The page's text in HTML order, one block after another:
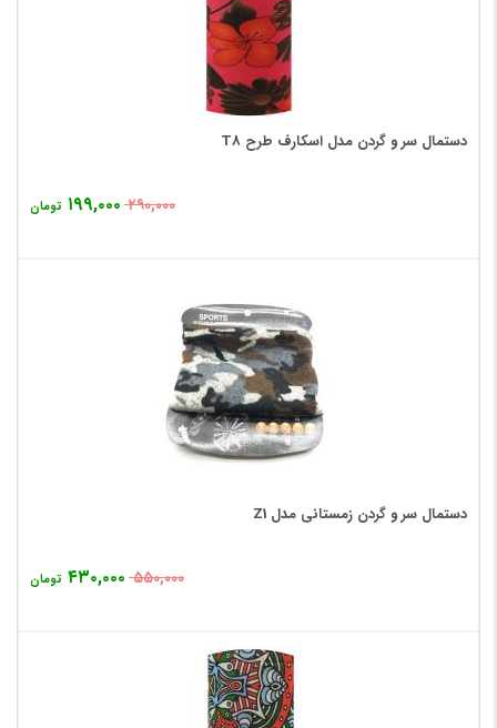
دستمال سر و گردن مدل اسکارف طرح T8
۲۹۰,۰۰۰ ۱۹۹,۰۰۰ تومان
دستمال سر و گردن زمستانی مدل Z1
۵۵۰,۰۰۰ ۴۳۰,۰۰۰ تومان